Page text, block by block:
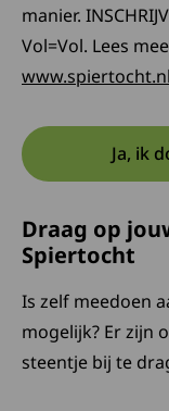
manier.
Vol=Vol. Lees
www.spiertocht.nl
Ja, ik
Draag op
Spiertocht
Is zelf meedoen
mogelijk? Er zijn
steentje bij te